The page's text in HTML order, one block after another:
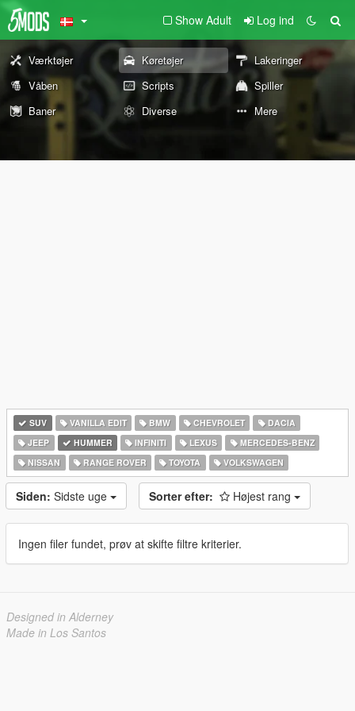
Show Adult Log ind
Værktøjer Køretøjer
Lakeringer
Våben
Scripts
Spiller
Baner
Diverse Mere
SUV VANILLA EDIT BMW CHEVROLET
DACIA
JEEP
HUMMER INFINITI LEXUS
MERCEDES-BENZ
NISSAN
RANGE ROVER TOYOTA VOLKSWAGEN
Siden: Sidste uge Sorter efter: Højest rang
Ingen filer fundet, prøv at skifte filtre kriterier.
Designed in Alderney
Made in Los Santos